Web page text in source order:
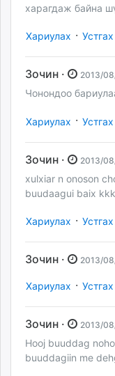
харагдаж байна
Хариулах · Устгах
Зочин · 2013/
Чонондоо
Хариулах · Устгах
Зочин · 2013/
xulxiar n onoson
buudaagui baix
Хариулах · Устгах
Зочин · 2013/
Хариулах · Устгах
Зочин · 2013/
Hooj buuddag
buuddagiin me